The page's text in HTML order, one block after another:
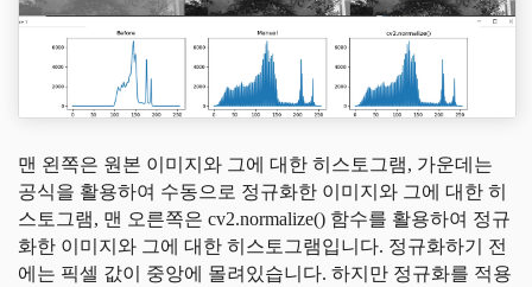
맨 왼쪽은 원본 이미지와 그에 대한 히스토그램, 가운데는
공식을 활용하여 수동으로 정규화한 이미지와 그에 대한 히
스토그램, 맨 오른쪽은 cv2.normalize() 함수를 활용하여 정규
화한 이미지와 그에 대한 히스토그램입니다. 정규화하기 전
에는 픽셀 값이 중앙에 몰려있습니다. 하지만 정규화를 적용